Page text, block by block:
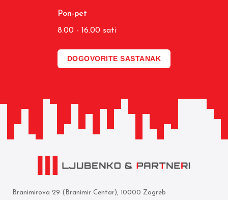
Pon-pet
8.00 - 16.00 sati
DOGOVORITE SASTANAK
Branimirova 29 (Branimir Centar), 10000 Zagreb